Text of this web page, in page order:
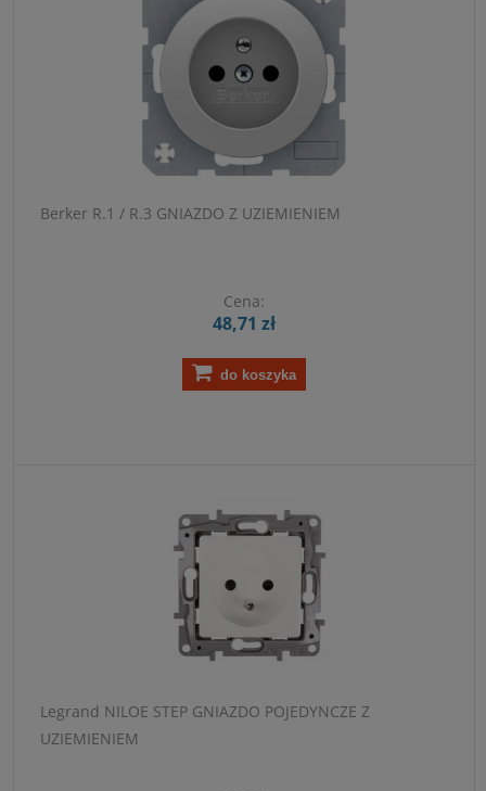
Berker R.1 / R.3 GNIAZDO Z UZIEMIENIEM
Cena:
48,71 zł
do koszyka
Legrand NILOE STEP GNIAZDO POJEDYNCZE Z
UZIEMIENIEM